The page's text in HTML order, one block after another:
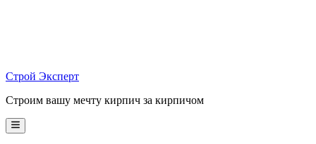
Строй Эксперт
Строим вашу мечту кирпич за кирпичом
Main
Menu